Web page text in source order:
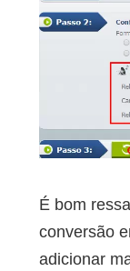
É bom
conversão
adicionar